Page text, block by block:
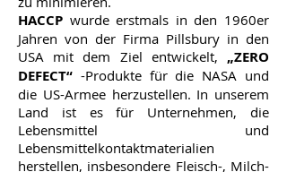
HACCP wurde erstmals in den 1960er
Jahren von der Firma Pillsbury in den
USA mit dem Ziel entwickelt, „ZERO
DEFECT“ -Produkte für die NASA und
die US-Armee herzustellen. In unserem
Land ist es für Unternehmen, die
Lebensmittel und
Lebensmittelkontaktmaterialien
herstellen, insbesondere Fleisch-, Milch-